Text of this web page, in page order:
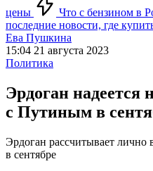
цены
Что с бензином в
последние новости, где
Ева Пушкина
15:04 21 августа 2023
Политика
Эрдоган надеется
с Путиным в
Эрдоган рассчитывает лично
в сентябре